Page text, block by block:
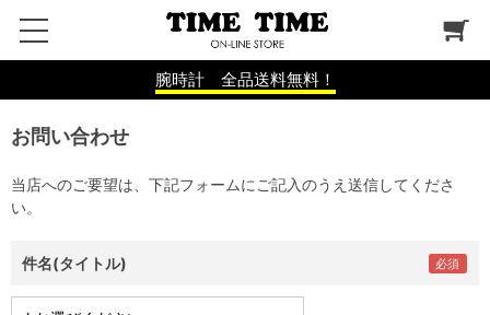
腕時計 全品送料無料！
お問い合わせ
当店へのご要望は、下記フォームにご記入のうえ送信してくださ
い。
件名(タイトル)